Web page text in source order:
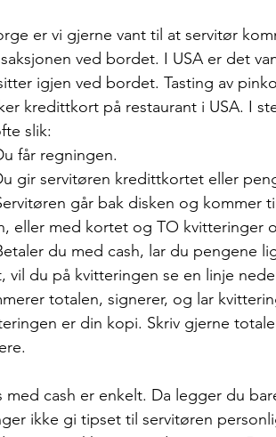
er vi gjerne vant til at servitør
ved bordet. I USA er det
igjen ved bordet. Tasting av
kredittkort på restaurant i USA. I
slik:
får regningen.
gir servitøren kredittkortet eller
går bak disken og kommer
eller med kortet og TO kvitteringer
du med cash, lar du pengene
vil du på kvitteringen se en linje
totalen, signerer, og lar
er din kopi. Skriv gjerne
med cash er enkelt. Da legger du
ikke gi tipset til servitøren